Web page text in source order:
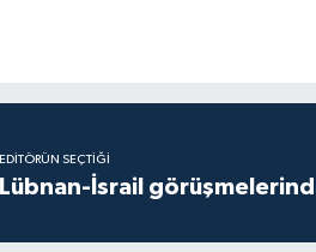
EDITÖRÜN SEÇTIĞI
Lübnan-İsrail